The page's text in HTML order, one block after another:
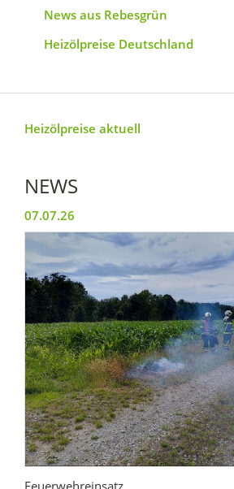
News aus Rebesgrün
Heizölpreise Deutschland
Heizölpreise aktuell
NEWS
07.07.26